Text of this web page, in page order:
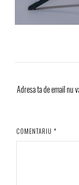
Adresa ta de email nu
COMENTARIU *